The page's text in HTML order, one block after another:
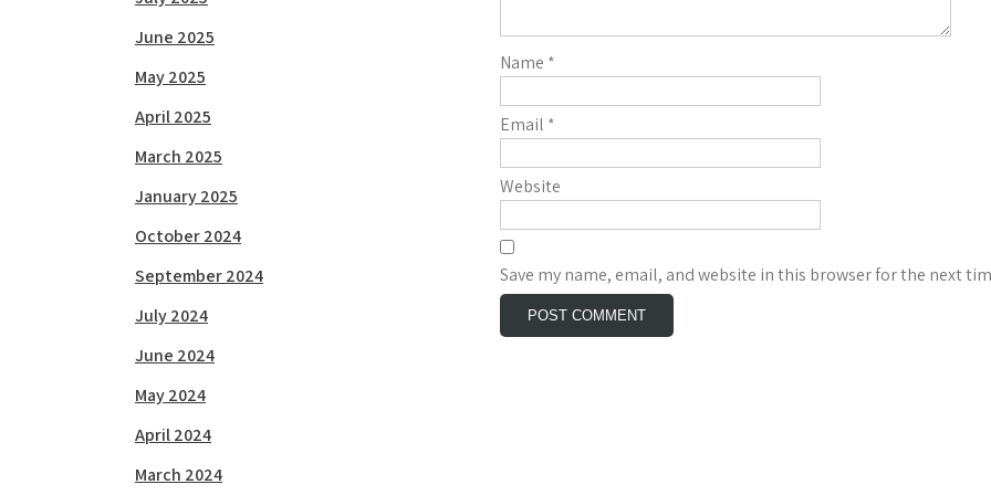
Name *
Email *
Website
Save my name, email, and website in this browser for the next
June 2025
May 2025
April 2025
March 2025
January 2025
October 2024
September 2024
July 2024
June 2024
May 2024
April 2024
March 2024